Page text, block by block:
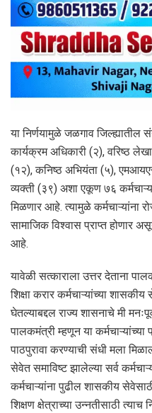
या निर्णयामुळे जळगाव
कार्यक्रम अधिकारी (२), वरिष्ठ
(१२), कनिष्ठ अभियंता (५),
व्यक्ती (३९) अशा एकूण ७६
मिळणार आहे. त्यामुळे कर्मचाऱ्यांना
सामाजिक विश्वास प्राप्त होणार
आहे.
यावेळी सत्काराला उत्तर देताना
शिक्षा करार कर्मचाऱ्यांच्या
घेतल्याबद्दल राज्य शासनाचे मी
पालकमंत्री म्हणून या
पाठपुरावा करण्याची संधी मला
सेवेत समाविष्ट झालेल्या सर्व
कर्मचाऱ्यांना पुढील शासकीय
शिक्षण क्षेत्राच्या उन्नतीसाठी